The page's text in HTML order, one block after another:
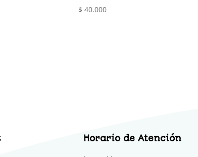
$ 40.000
Horario de Atención